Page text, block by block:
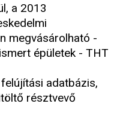
a 2013
megvásárolható -
épületek - THT
adatbázis,
résztvevő